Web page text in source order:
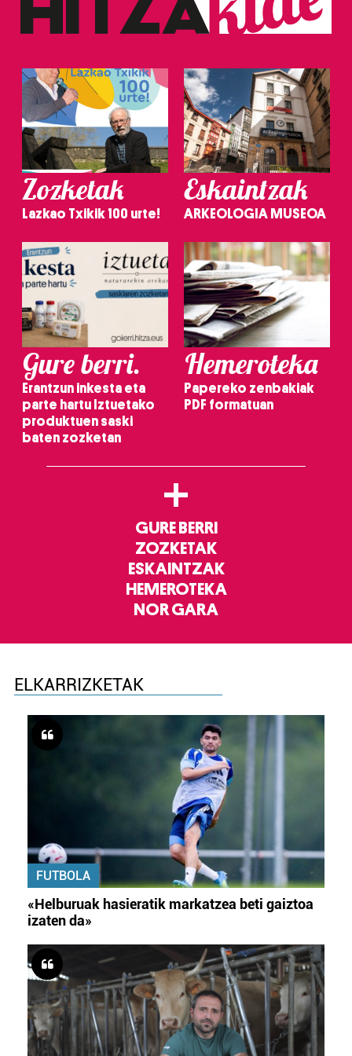
Zozketak
Lazkao Txikik 100 urte!
Eskaintzak
ARKEOLOGIA MUSEOA
Gure berri.
Erantzun inkesta eta
parte hartu Iztuetako
produktuen saski
baten zozketan
Hemeroteka
Papereko zenbakiak
PDF formatuan
+
GURE BERRI
ZOZKETAK
ESKAINTZAK
HEMEROTEKA
NOR GARA
ELKARRIZKETAK
FUTBOLA
«Helburuak hasieratik markatzea beti gaiztoa
izaten da»